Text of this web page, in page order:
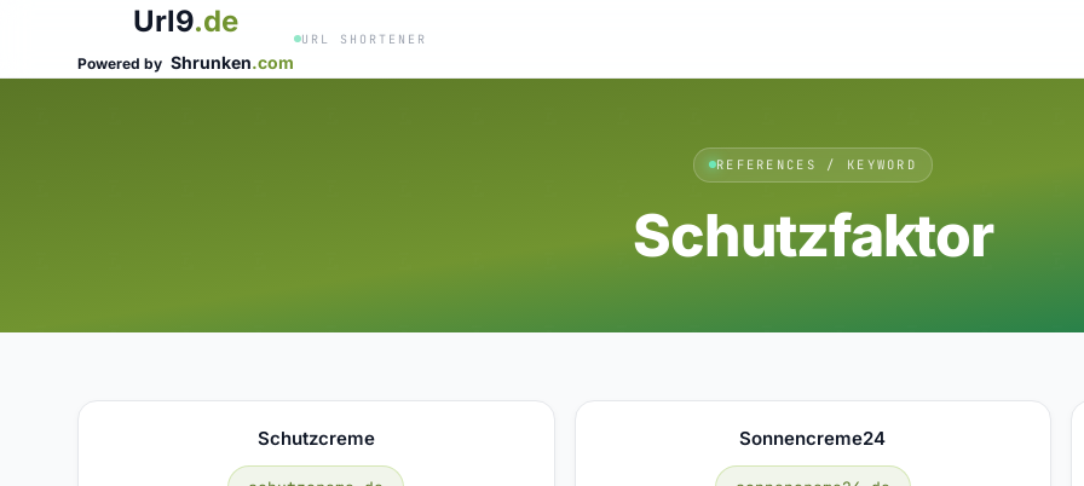
Url9.de
Powered by Shrunken.com
URL SHORTENER
REFERENCES / KEYWORD
Schutzfaktor
Schutzcreme Sonnencreme24